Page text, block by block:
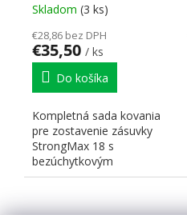
Skladom (3 ks)
€28,86 bez DPH
€35,50 / ks
Do košíka
Kompletná sada kovania
pre zostavenie zásuvky
StrongMax 18 s
bezúchytkovým
otváraním" "PUSH". Nutné